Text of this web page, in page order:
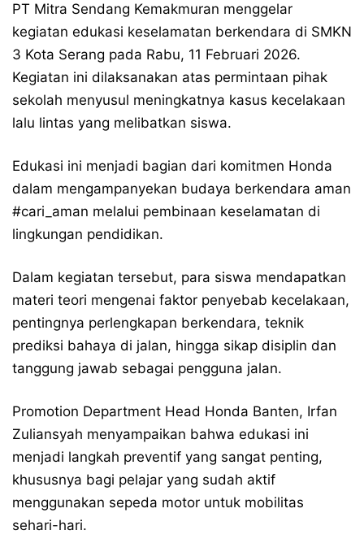
PT Mitra Sendang Kemakmuran menggelar
kegiatan edukasi keselamatan berkendara di SMKN
3 Kota Serang pada Rabu, 11 Februari 2026.
Kegiatan ini dilaksanakan atas permintaan pihak
sekolah menyusul meningkatnya kasus kecelakaan
lalu lintas yang melibatkan siswa.
Edukasi ini menjadi bagian dari komitmen Honda
dalam mengampanyekan budaya berkendara aman
#cari_aman melalui pembinaan keselamatan di
lingkungan pendidikan.
Dalam kegiatan tersebut, para siswa mendapatkan
materi teori mengenai faktor penyebab kecelakaan,
pentingnya perlengkapan berkendara, teknik
prediksi bahaya di jalan, hingga sikap disiplin dan
tanggung jawab sebagai pengguna jalan.
Promotion Department Head Honda Banten, Irfan
Zuliansyah menyampaikan bahwa edukasi ini
menjadi langkah preventif yang sangat penting,
khususnya bagi pelajar yang sudah aktif
menggunakan sepeda motor untuk mobilitas
sehari-hari.